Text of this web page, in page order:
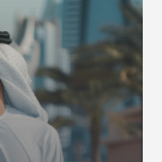
ندعم المبادرات
بناء مجتمع